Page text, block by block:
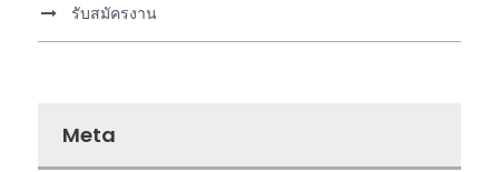
รับสมัครงาน
Meta